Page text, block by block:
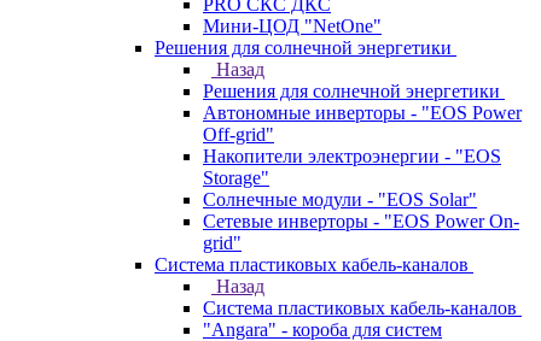
PRO СКС ДКС
Мини-ЦОД "NetOne"
Решения для солнечной энергетики
Назад
Решения для солнечной энергетики
Автономные инверторы - "EOS Power
Off-grid"
Накопители электроэнергии - "EOS
Storage"
Солнечные модули - "EOS Solar"
Сетевые инверторы - "EOS Power On-
grid"
Система пластиковых кабель-каналов
Назад
Система пластиковых кабель-каналов
"Angara" - короба для систем